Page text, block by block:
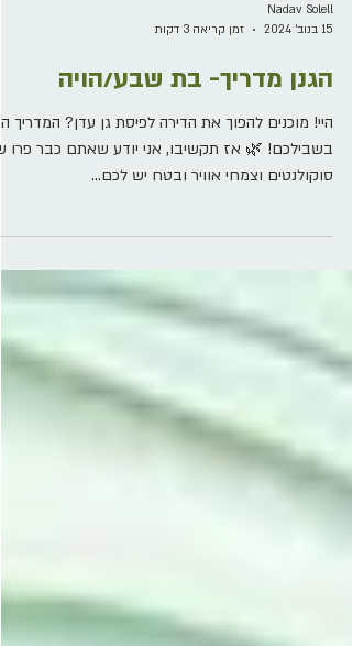
15 בנוב׳ 2024
זמן קריאה 3 דקות
הגנן מדריך- בת שבע/הויה
בשבילכם! 🌿 אז תקשיבו, אני יודע שאתם כבר פרו
סוקולנטים וצמחי אוויר ובטח יש לכם...